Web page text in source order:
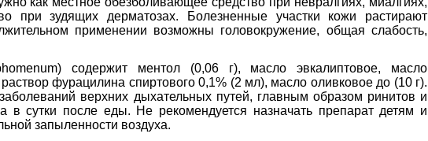
при зудящих дерматозах. Болезненные участки кожи растирают
применении возможны головокружение, общая слабость,
содержит ментол (0,06 г), масло эвкалиптовое, масло
фурацилина спиртового 0,1% (2 мл), масло оливковое до (10 г).
верхних дыхательных путей, главным образом ринитов и
в сутки после еды. Не рекомендуется назначать препарат детям и
запыленности воздуха.